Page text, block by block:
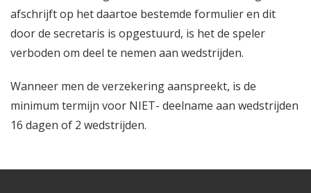
afschrijft op het daartoe bestemde formulier en dit
door de secretaris is opgestuurd, is het de speler
verboden om deel te nemen aan wedstrijden.
Wanneer men de verzekering aanspreekt, is de
minimum termijn voor NIET- deelname aan wedstrijden
16 dagen of 2 wedstrijden.